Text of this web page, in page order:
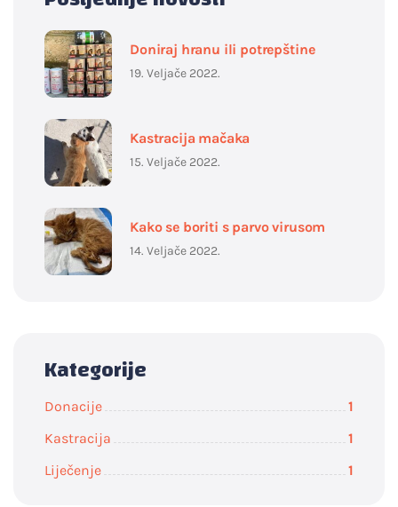
Doniraj hranu ili potrepštine
19. Veljače 2022.
Kastracija mačaka
15. Veljače 2022.
Kako se boriti s parvo virusom
14. Veljače 2022.
Kategorije
Donacije
1
Kastracija
1
Liječenje
1